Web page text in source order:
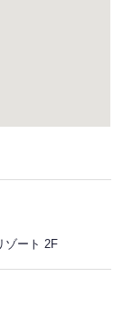
ゾート 2F